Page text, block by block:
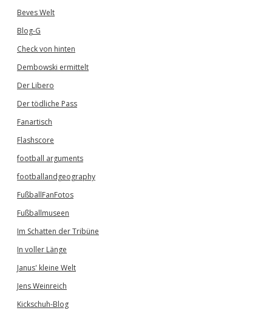
Beves Welt
Blog-G
Check von hinten
Dembowski ermittelt
Der Libero
Der tödliche Pass
Fanartisch
Flashscore
football arguments
footballandgeography
FußballFanFotos
Fußballmuseen
Im Schatten der Tribüne
In voller Länge
Janus' kleine Welt
Jens Weinreich
Kickschuh-Blog